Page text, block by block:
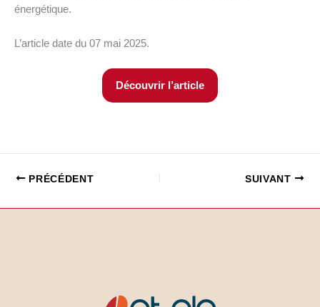
énergétique.
L’article date du 07 mai 2025.
Découvrir l’article
PRÉCÉDENT SUIVANT